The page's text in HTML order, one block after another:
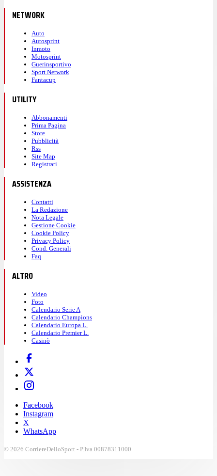
NETWORK
Auto
Autosprint
Inmoto
Motosprint
Guerinsportivo
Sport Network
Fantacup
UTILITY
Abbonamenti
Prima Pagina
Store
Pubblicità
Rss
Site Map
Registrati
ASSISTENZA
Contatti
La Redazione
Nota Legale
Gestione Cookie
Cookie Policy
Privacy Policy
Cond. Generali
Faq
ALTRO
Video
Foto
Calendario Serie A
Calendario Champions
Calendario Europa L.
Calendario Premier L.
Casinò
Facebook
Instagram
X
WhatsApp
© 2026 CorriereDelloSport - P.Iva 00878311000